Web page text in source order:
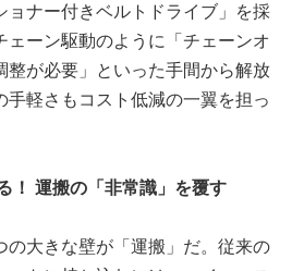
ョナー付きベルトドライブ」を採
ェーン駆動のように「チェーンオ
整が必要」といった手間から解放
手軽さもコスト低減の一翼を担っ
！ 運搬の「非常識」を覆す
の大きな壁が「運搬」だ。従来の